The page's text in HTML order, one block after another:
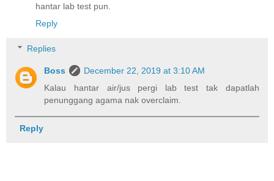
hantar lab test pun.
Reply
Replies
Boss
December 22, 2019 at 3:10 AM
Kalau hantar air/jus pergi lab test tak dapatlah
penunggang agama nak overclaim.
Reply